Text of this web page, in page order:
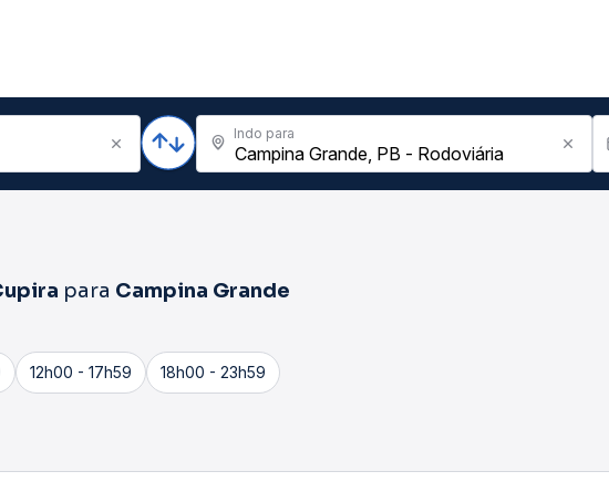
Indo para
para Campina Grande
12h00 - 17h59 18h00 - 23h59